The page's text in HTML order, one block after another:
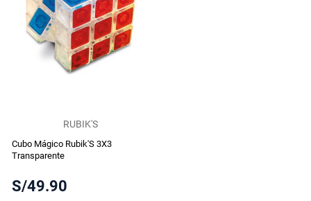
RUBIK'S
Cubo Mágico Rubik'S 3X3
Transparente
S/49.90